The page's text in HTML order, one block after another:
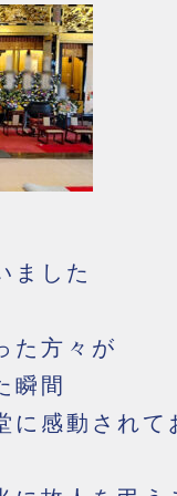
ました
た方々が
瞬間
に感動されて